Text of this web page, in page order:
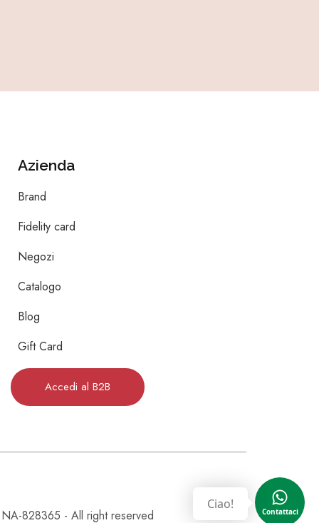
Azienda
Brand
Fidelity card
Negozi
Catalogo
Blog
Gift Card
Accedi al B2B
828365 - All right reserved
Ciao!